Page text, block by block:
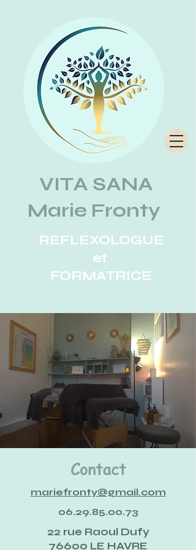
VITA SANA
Marie Fronty
REFLEXOLOGUE
et
FORMATRICE
Contact
mariefronty@gmail.com
06.29.85.00.73
22 rue Raoul Dufy
76600 LE HAVRE